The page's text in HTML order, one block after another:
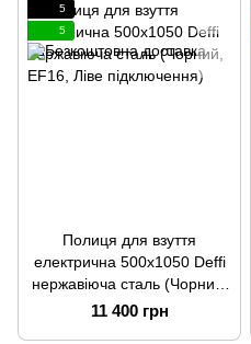
5
5
Полиця для взуття
електрична 500x1050 Deffi
нержавіюча сталь (Чорний,
EF16, Ліве підключення)
11 400 грн